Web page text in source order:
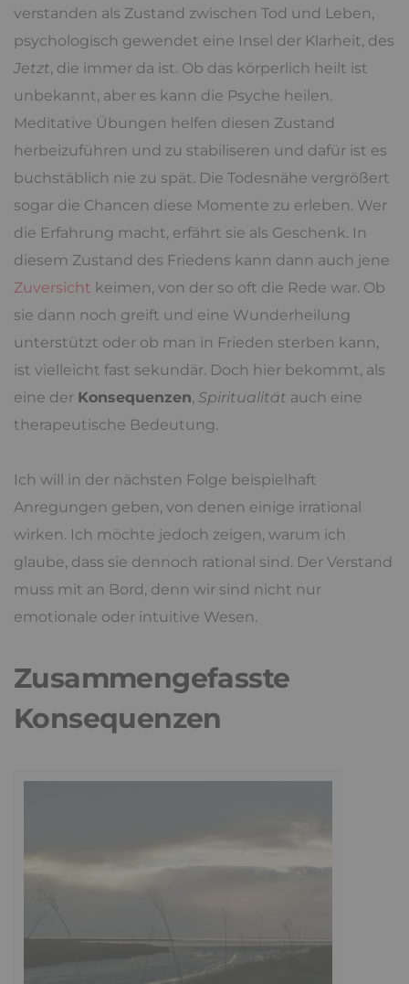
verstanden als Zustand zwischen Tod und Leben,
psychologisch gewendet eine Insel der Klarheit, des
Jetzt, die immer da ist. Ob das körperlich heilt ist
unbekannt, aber es kann die Psyche heilen.
Meditative Übungen helfen diesen Zustand
herbeizuführen und zu stabiliseren und dafür ist es
buchstäblich nie zu spät. Die Todesnähe vergrößert
sogar die Chancen diese Momente zu erleben. Wer
die Erfahrung macht, erfährt sie als Geschenk. In
diesem Zustand des Friedens kann dann auch jene
Zuversicht keimen, von der so oft die Rede war. Ob
sie dann noch greift und eine Wunderheilung
unterstützt oder ob man in Frieden sterben kann,
ist vielleicht fast sekundär. Doch hier bekommt, als
eine der Konsequenzen, Spiritualität auch eine
therapeutische Bedeutung.
Ich will in der nächsten Folge beispielhaft
Anregungen geben, von denen einige irrational
wirken. Ich möchte jedoch zeigen, warum ich
glaube, dass sie dennoch rational sind. Der Verstand
muss mit an Bord, denn wir sind nicht nur
emotionale oder intuitive Wesen.
Zusammengefasste
Konsequenzen